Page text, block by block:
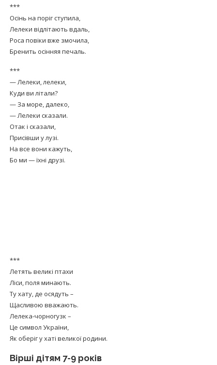
***
Осінь на поріг ступила,
Лелеки відлітають вдаль,
Роса повіки вже змочила,
Бренить осінняя печаль.
***
— Лелеки, лелеки,
Куди ви літали?
— За море, далеко,
— Лелеки сказали.
Отак і сказали,
Присівши у лузі.
На все вони кажуть,
Бо ми — їхні друзі.
***
Летять великі птахи
Ліси, поля минають.
Ту хату, де осядуть –
Щасливою вважають.
Лелека-чорногузк –
Це символ України,
Як оберіг у хаті великої родини.
Вірші дітям 7-9 років